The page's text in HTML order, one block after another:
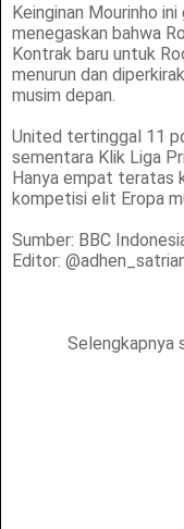
Keinginan Mourinho
menegaskan bahwa
Kontrak baru untuk
menurun dan
musim depan.
United tertinggal 11
sementara Klik Liga
Hanya empat teratas
kompetisi elit Eropa
Sumber: BBC
Editor:
Selengkapnya